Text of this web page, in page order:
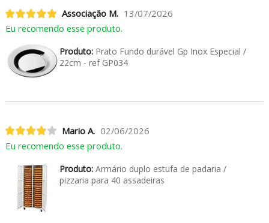
Associação M. 13/07/2026
Eu recomendo esse produto.
Produto:Prato Fundo durável Gp Inox Especial /
22cm - ref GP034
Mario A. 02/06/2026
Eu recomendo esse produto.
Produto:Armário duplo estufa de padaria /
pizzaria para 40 assadeiras